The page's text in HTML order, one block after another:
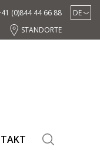
(0)844 44 66 88
STANDORTE
DE
ES